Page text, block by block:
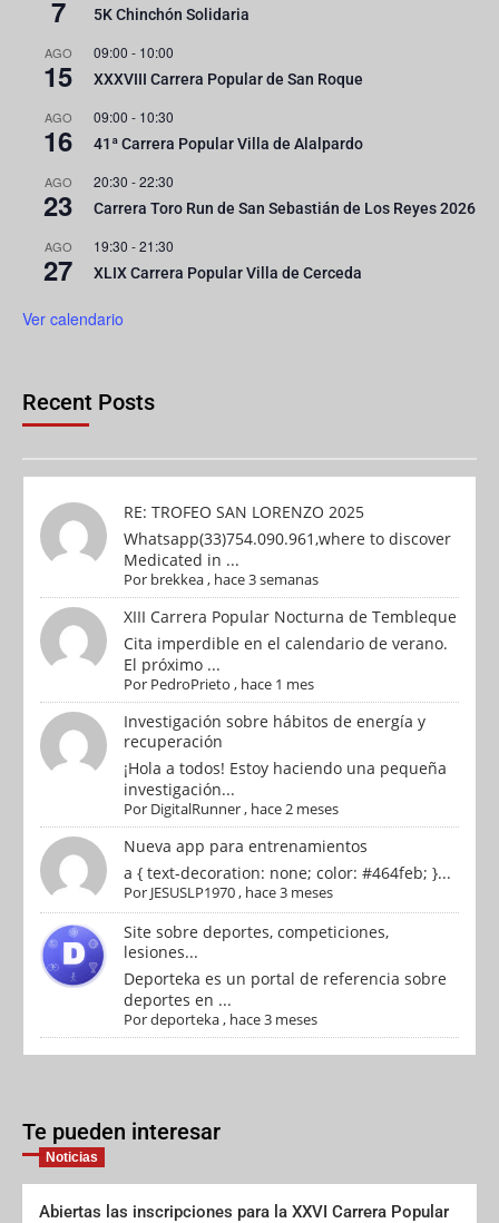
7 5K Chinchón Solidaria
AGO
15
09:00 - 10:00
XXXVIII Carrera Popular de San Roque
AGO
16
09:00 - 10:30
41ª Carrera Popular Villa de Alalpardo
AGO
23
20:30 -22:30
Carrera Toro Run de San Sebastián de Los Reyes 2026
AGO
27
19:30 -21:30
XLIX Carrera Popular Villa de Cerceda
Ver calendario
Recent Posts
RE: TROFEO SAN LORENZO 2025
Whatsapp(33)754.090.961,where to discover
Medicated in ...
Por brekkea, hace 3 semanas
XIII Carrera Popular Nocturna de Tembleque
Cita imperdible en el calendario de verano.
El próximo ...
Por PedroPrieto , hace 1 mes
Investigación sobre hábitos de energía y
recuperación
¡Hola a todos! Estoy haciendo una pequeña
investigación...
Por DigitalRunner, hace 2 meses
Nueva app para entrenamientos
a { text-decoration: none; color: #464feb; }...
Por JESUSLP1970, hace 3 meses
Site sobre deportes, competiciones,
lesiones...
Deporteka es un portal de referencia sobre
deportes en ...
Pordeporteka , hace 3 meses
Te pueden interesar
Noticias
Abiertas las inscripciones para la XXVI Carrera Popular